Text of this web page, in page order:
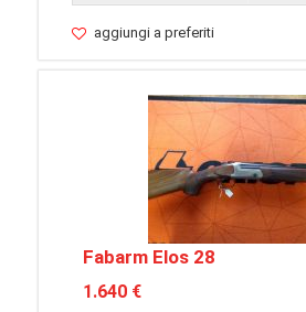
aggiungi a preferiti
Fabarm Elos 28
1.640 €